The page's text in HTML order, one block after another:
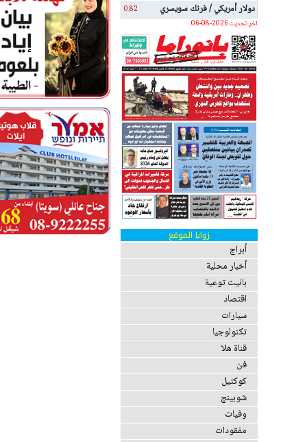
دولار أمريكي / فرنك سويسري
0.82
اخر تحديث 2026-08-06
زوايا الموقع
أبراج
أخبار محلية
بانيت توعية
اقتصاد
سيارات
تكنولوجيا
قناة هلا
فن
كوكتيل
شوبينج
وفيات
مفقودات